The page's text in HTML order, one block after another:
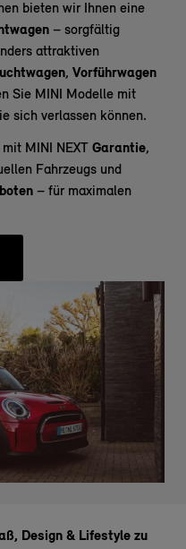
bieten wir Ihnen eine
– sorgfältig
attraktiven
, Vorführwagen
Sie MINI Modelle mit
sich verlassen können.
MINI NEXT Garantie,
Fahrzeugs und
– für maximalen
Design & Lifestyle zu